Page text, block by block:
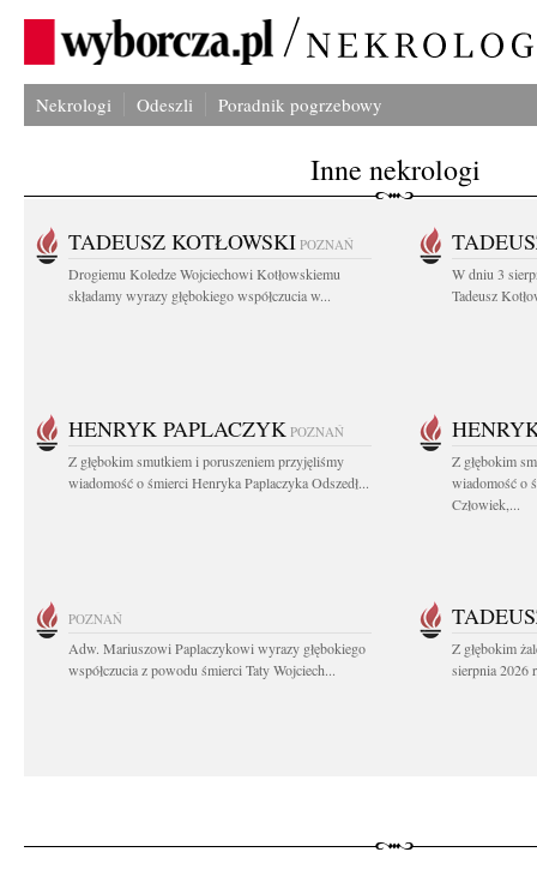
Nekrologi Odeszli Poradnik pogrzebowy
Inne nekrologi
TADEUSZ KOTŁOWSKI POZNAŃ
Drogiemu Koledze Wojciechowi Kotłowskiemu
składamy wyrazy głębokiego współczucia w...
W dniu 3
Tadeusz
HENRYK PAPLACZYK POZNAŃ
Z głębokim smutkiem i poruszeniem przyjęliśmy
wiadomość o śmierci Henryka Paplaczyka Odszedł...
Z głębokim
wiadomość o
Człowiek,...
POZNAŃ
Adw. Mariuszowi Paplaczykowi wyrazy głębokiego
współczucia z powodu śmierci Taty Wojciech...
Z głębokim
sierpnia 2026